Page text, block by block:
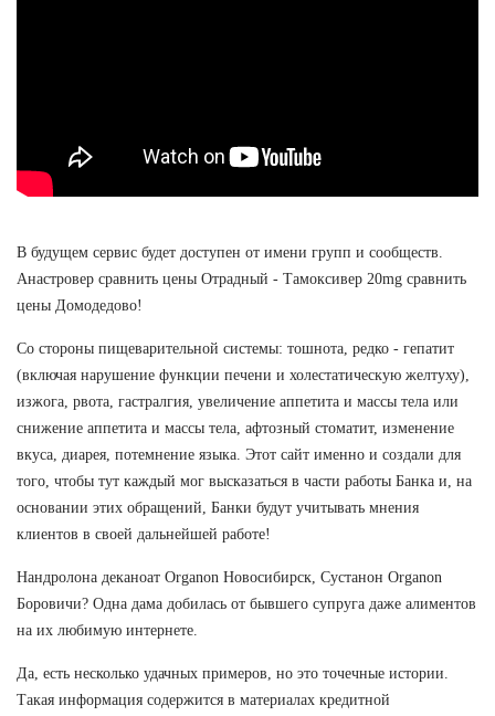
В будущем сервис будет доступен от имени групп и сообществ.
Анастровер сравнить цены Отрадный - Тамоксивер 20mg сравнить
цены Домодедово!
Со стороны пищеварительной системы: тошнота, редко - гепатит
(включая нарушение функции печени и холестатическую желтуху),
изжога, рвота, гастралгия, увеличение аппетита и массы тела или
снижение аппетита и массы тела, афтозный стоматит, изменение
вкуса, диарея, потемнение языка. Этот сайт именно и создали для
того, чтобы тут каждый мог высказаться в части работы Банка и, на
основании этих обращений, Банки будут учитывать мнения
клиентов в своей дальнейшей работе!
Нандролона деканоат Organon Новосибирск, Сустанон Organon
Боровичи? Одна дама добилась от бывшего супруга даже алиментов
на их любимую интернете.
Да, есть несколько удачных примеров, но это точечные истории.
Такая информация содержится в материалах кредитной